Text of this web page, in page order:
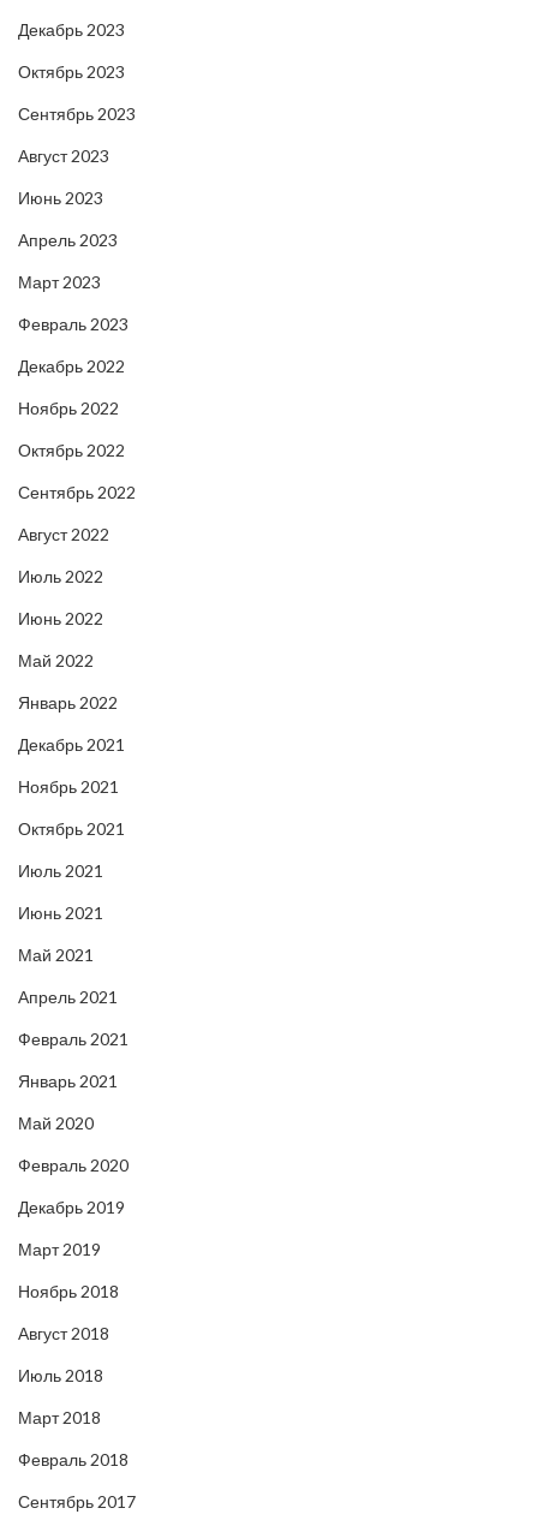
Декабрь 2023
Октябрь 2023
Сентябрь 2023
Август 2023
Июнь 2023
Апрель 2023
Март 2023
Февраль 2023
Декабрь 2022
Ноябрь 2022
Октябрь 2022
Сентябрь 2022
Август 2022
Июль 2022
Июнь 2022
Май 2022
Январь 2022
Декабрь 2021
Ноябрь 2021
Октябрь 2021
Июль 2021
Июнь 2021
Май 2021
Апрель 2021
Февраль 2021
Январь 2021
Май 2020
Февраль 2020
Декабрь 2019
Март 2019
Ноябрь 2018
Август 2018
Июль 2018
Март 2018
Февраль 2018
Сентябрь 2017